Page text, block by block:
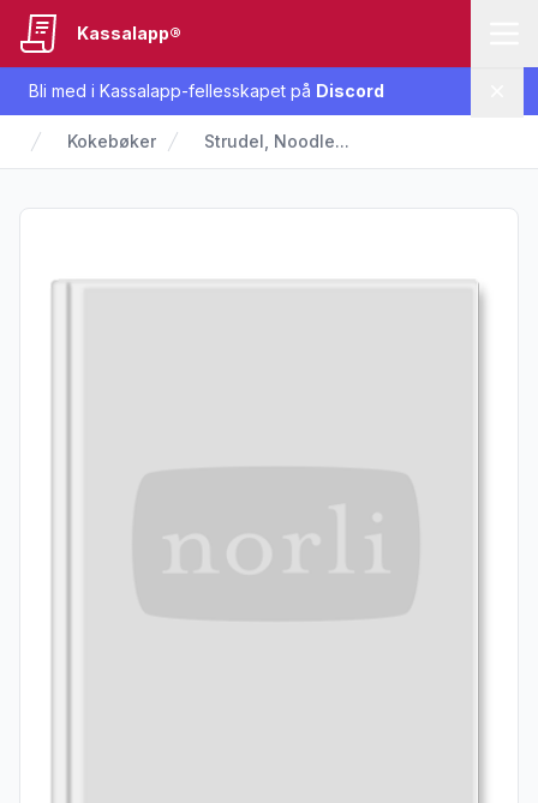
Bli med i Kassalapp-fellesskapet på Discord
Kassalapp®
Kokebøker Strudel, Noodle...